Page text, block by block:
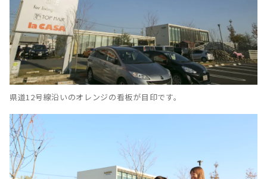
県道12号線沿いのオレンジの看板が目印です。